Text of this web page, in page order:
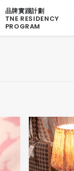
品牌實踐計劃
TNE RESIDENCY
PROGRAM